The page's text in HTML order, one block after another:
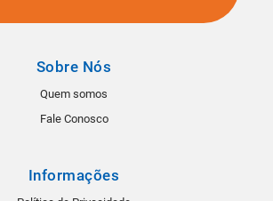
Sobre Nós
Quem somos
Fale Conosco
Informações